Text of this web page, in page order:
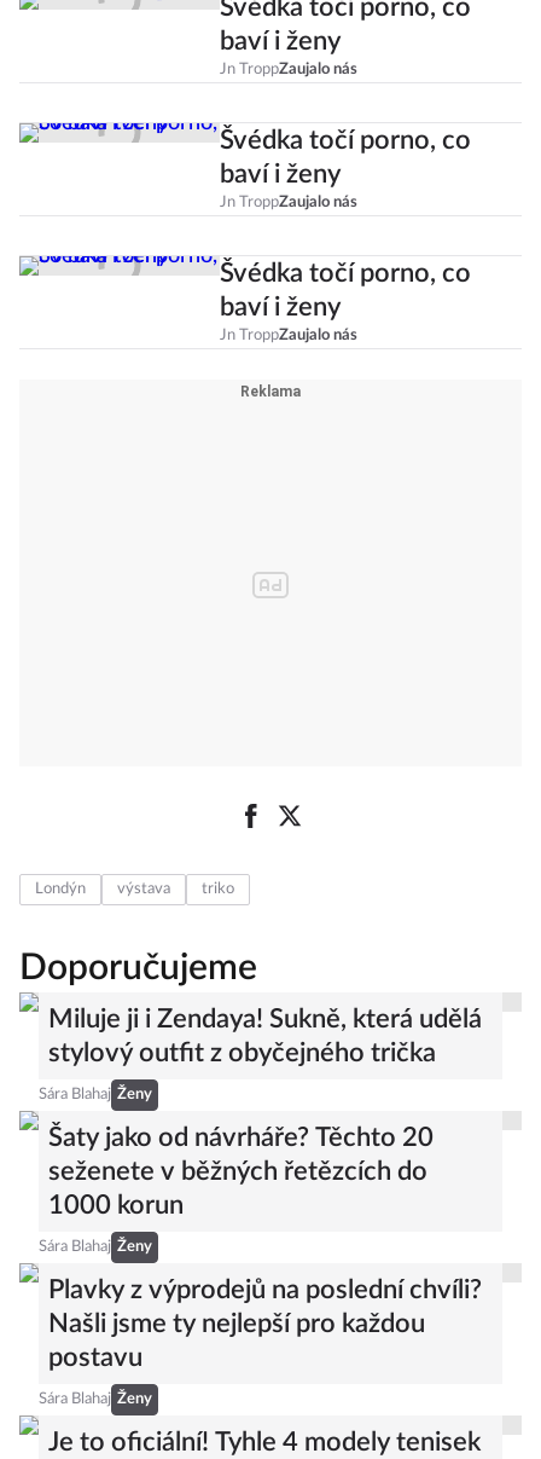
Švédka točí porno, co
baví i ženy
Jn TroppZaujalo nás
Švédka točí porno, co
baví i ženy
Jn TroppZaujalo nás
Švédka točí porno, co
baví i ženy
Jn TroppZaujalo nás
Londýn výstava triko
Doporučujeme
Miluje ji i Zendaya! Sukně, která udělá
stylový outfit z obyčejného trička
Sára Blahaj Ženy
Šaty jako od návrháře? Těchto 20
seženete v běžných řetězcích do
1000 korun
Sára Blahaj Ženy
Plavky z výprodejů na poslední chvíli?
Našli jsme ty nejlepší pro každou
postavu
Sára Blahaj Ženy
Je to oficiální! Tyhle 4 modely tenisek